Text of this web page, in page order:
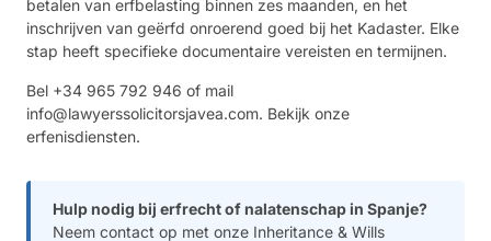
betalen van erfbelasting binnen zes maanden, en het
inschrijven van geërfd onroerend goed bij het Kadaster. Elke
stap heeft specifieke documentaire vereisten en termijnen.
Bel +34 965 792 946 of mail
info@lawyerssolicitorsjavea.com. Bekijk onze
erfenisdiensten.
Hulp nodig bij erfrecht of nalatenschap in Spanje?
Neem contact op met onze Inheritance & Wills